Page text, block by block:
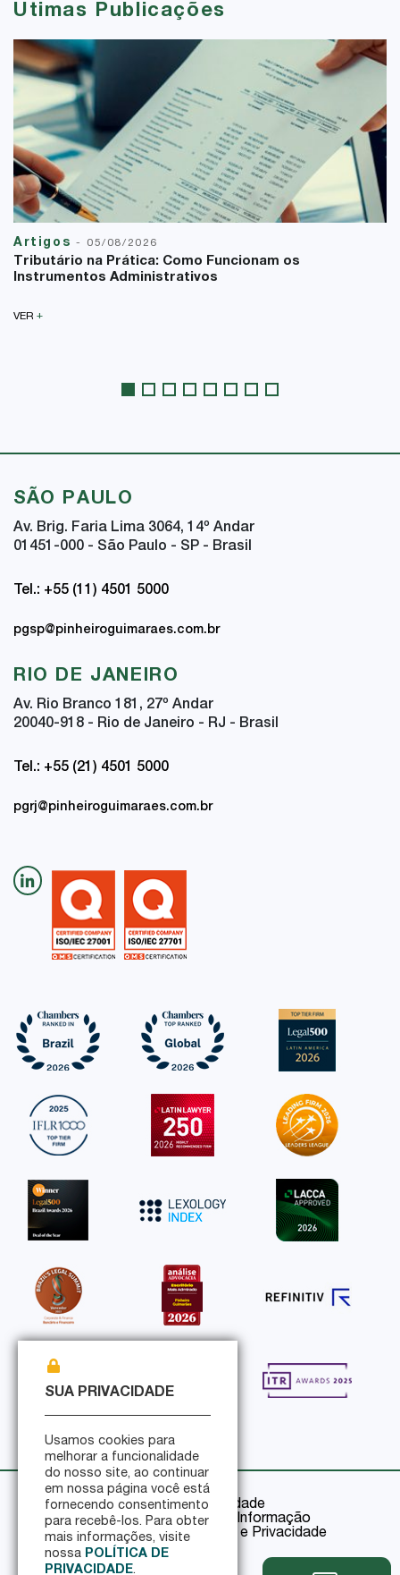
Útimas Publicações
Artigos - 05/08/2026
Tributário na Prática: Como Funcionam os
Instrumentos Administrativos
VER +
SÃO PAULO
Av. Brig. Faria Lima 3064, 14º Andar
01451-000 - São Paulo - SP - Brasil
Tel.: +55 (11) 4501 5000
pgsp@pinheiroguimaraes.com.br
RIO DE JANEIRO
Av. Rio Branco 181, 27º Andar
20040-918 - Rio de Janeiro - RJ - Brasil
Tel.: +55 (21) 4501 5000
pgrj@pinheiroguimaraes.com.br
Política de Privacidade
Política de Segurança da Informação
Certificações de Segurança e Privacidade
SUA PRIVACIDADE
Usamos cookies para
melhorar a funcionalidade
do nosso site, ao continuar
em nossa página você está
fornecendo consentimento
para recebê-los. Para obter
mais informações, visite
nossa POLÍTICA DE
PRIVACIDADE.